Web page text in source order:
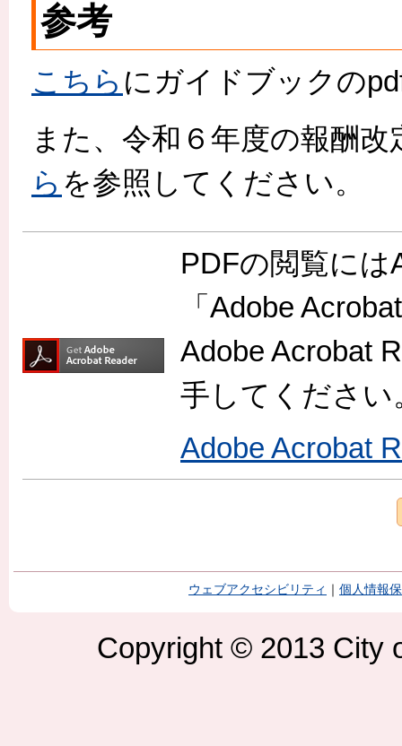
参考
こちら にガイドブックの
また、令和６年度の報酬
ら を参照してください。
PDFの閲覧に
「Adobe
Adobe Acrobat
手してください
Adobe Acrobat
ウェブアクセシビリティ 個人情報
Copyright © 2013 City